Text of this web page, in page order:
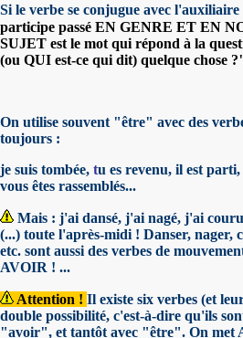
Si le verbe se conjugue avec l'auxiliaire
participe passé EN GENRE ET EN
SUJET est le mot qui répond à la
(ou QUI est-ce qui dit) quelque chose
On utilise souvent "être" avec des
toujours :
je suis tombée, tu es revenu, il est parti,
vous êtes rassemblés...
Mais : j'ai dansé, j'ai nagé, j'ai
(...) toute l'après-midi ! Danser, nager,
etc. sont aussi des verbes de
AVOIR ! ...
Attention ! Il existe six verbes (et
double possibilité, c'est-à-dire qu'ils
"avoir", et tantôt avec "être". On met